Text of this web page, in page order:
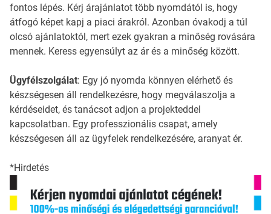
fontos lépés. Kérj árajánlatot több nyomdától is, hogy
átfogó képet kapj a piaci árakról. Azonban óvakodj a túl
olcsó ajánlatoktól, mert ezek gyakran a minőség rovására
mennek. Keress egyensúlyt az ár és a minőség között.
Ügyfélszolgálat: Egy jó nyomda könnyen elérhető és
készségesen áll rendelkezésre, hogy megválaszolja a
kérdéseidet, és tanácsot adjon a projekteddel
kapcsolatban. Egy professzionális csapat, amely
készségesen áll az ügyfelek rendelkezésére, aranyat ér.
*Hirdetés